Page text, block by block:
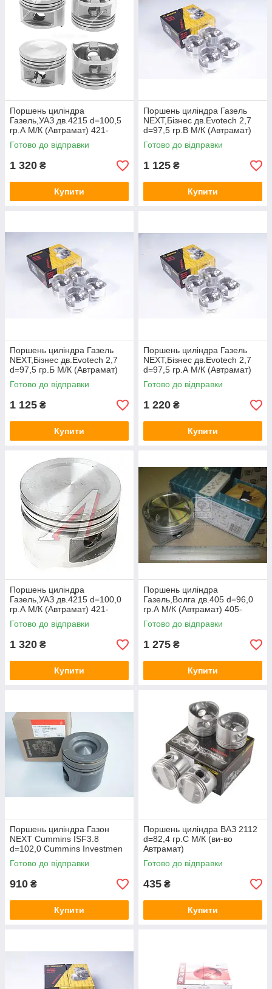
Поршень цилiндра
Газель,УАЗ дв.4215 d=100,5
гр.А М/К (Автрамат) 421-
1004015 Р1
Готово до відправки
1 320 ₴
Купити
Поршень цилiндра Газель
NEXT,Бiзнес дв.Evotech 2,7
d=97,5 гр.В М/К (Автрамат)
А274.1004018-БР
Готово до відправки
1 125 ₴
Купити
Поршень цилiндра Газель
NEXT,Бiзнес дв.Evotech 2,7
d=97,5 гр.Б М/К (Автрамат)
А274.1004018-БР
Готово до відправки
1 125 ₴
Купити
Поршень цилiндра Газель
NEXT,Бiзнес дв.Evotech 2,7
d=97,5 гр.А М/К (Автрамат)
А274.1004018-БР
Готово до відправки
1 220 ₴
Купити
Поршень цилiндра
Газель,УАЗ дв.4215 d=100,0
гр.А М/К (Автрамат) 421-
1004015
Готово до відправки
1 320 ₴
Купити
Поршень цилiндра
Газель,Волга дв.405 d=96,0
гр.А М/К (Автрамат) 405-
1004015М-АР
Готово до відправки
1 275 ₴
Купити
Поршень цилiндра Газон
NEXT Cummins ISF3.8
d=102,0 Cummins Investmen
5258754
Готово до відправки
910 ₴
Купити
Поршень циліндра ВАЗ 2112
d=82,4 гр.C М/К (ви-во
Автрамат)
Готово до відправки
435 ₴
Купити